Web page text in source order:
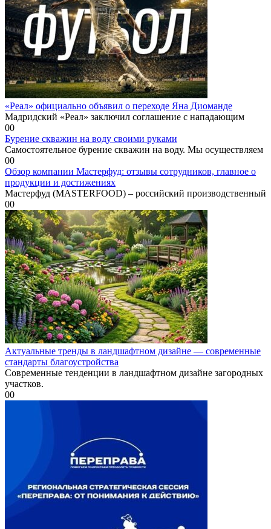
«Реал» официально объявил о переходе Яна Диоманде
Мадридский «Реал» заключил соглашение с нападающим
00
Бурение скважин на воду своими руками
Самостоятельное бурение скважин на воду. Мы осуществляем
00
Обзор компании Мастерфуд: отзывы сотрудников, главное о
продукции и достижениях
Мастерфуд (MASTERFOOD) – российский производственный
00
Актуальные тренды в ландшафтном дизайне — современные
стандарты благоустройства
Современные тенденции в ландшафтном дизайне загородных
участков.
00